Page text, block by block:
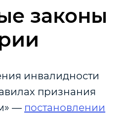
законы
инвалидности
признания
— постановлении